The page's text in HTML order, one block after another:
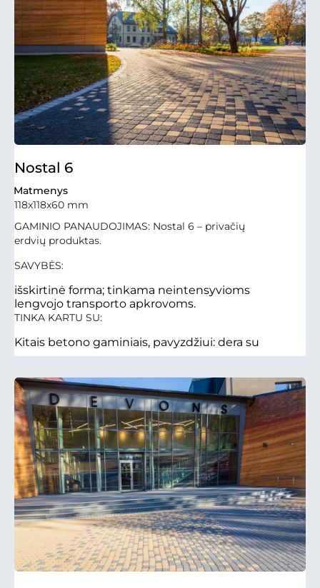
Nostal 6
Matmenys
118x118x60 mm
GAMINIO PANAUDOJIMAS: Nostal 6 – privačių
erdvių produktas.
SAVYBĖS:
išskirtinė forma; tinkama neintensyvioms
lengvojo transporto apkrovoms.
TINKA KARTU SU:
Kitais betono gaminiais, pavyzdžiui: dera su